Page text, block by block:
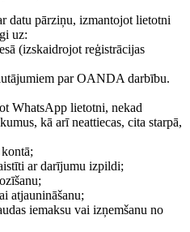
datu pārziņu, izmantojot lietotni
uz:
(izskaidrojot reģistrācijas
par OANDA darbību.
WhatsApp lietotni, nekad
kā arī neattiecas, cita starpā,
ar darījumu izpildi;
atjaunināšanu;
iemaksu vai izņemšanu no